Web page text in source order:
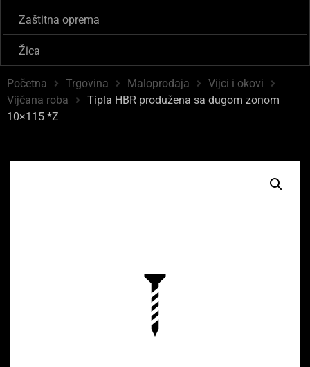
Zaštitna oprema
Žica
Početna Trgovina Maloprodaja
Vijci i okovi
Vijčana roba
Tipla HBR produžena sa dugom zonom
10×115 *Z